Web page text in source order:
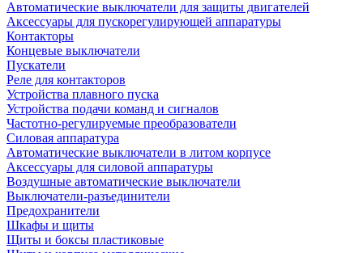
Автоматические выключатели для защиты двигателей
Аксессуары для пускорегулирующей аппаратуры
Контакторы
Концевые выключатели
Пускатели
Реле для контакторов
Устройства плавного пуска
Устройства подачи команд и сигналов
Частотно-регулируемые преобразователи
Силовая аппаратура
Автоматические выключатели в литом корпусе
Аксессуары для силовой аппаратуры
Воздушные автоматические выключатели
Выключатели-разъединители
Предохранители
Шкафы и щиты
Щиты и боксы пластиковые